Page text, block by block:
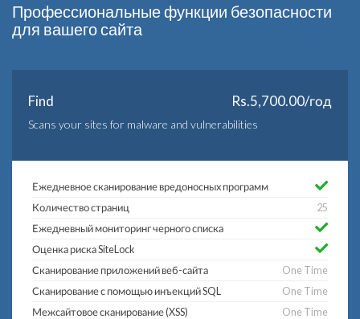
Профессиональные функции безопасности
для вашего сайта
Find Rs.5,700.00/год
Scans your sites for malware and vulnerabilities
Ежедневное сканирование вредоносных программ
Количество страниц
25
Ежедневный мониторинг черного списка
Оценка риска SiteLock
Сканирование приложений веб-сайта
One Time
Сканирование с помощью инъекций SQL
One Time
Межсайтовое сканирование (XSS)
One Time